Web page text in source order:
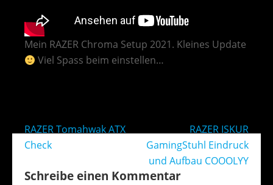
Mein RAZER Chroma Setup 2021. Kleines Update
Viel Spass beim einstellen…
Beitragsnavigation
RAZER Tomahwak ATX
Check
RAZER ISKUR
GamingStuhl Eindruck
und Aufbau COOOLYY
Schreibe einen Kommentar